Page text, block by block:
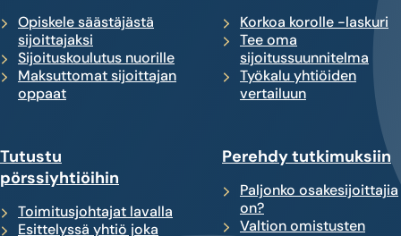
Opiskele säästäjästä
sijoittajaksi
Sijoituskoulutus nuorille
Maksuttomat sijoittajan
oppaat
Korkoa korolle -laskuri
Tee oma
sijoitussuunnitelma
Työkalu yhtiöiden
vertailuun
Tutustu
pörssiyhtiöihin
Toimitusjohtajat lavalla
Esittelyssä yhtiö joka
Perehdy tutkimuksiin
Paljonko osakesijoittajia
on?
Valtion omistusten